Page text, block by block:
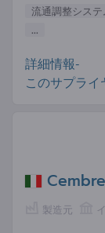
流通調整システ
...
詳細情報-
このサプライ
製造元